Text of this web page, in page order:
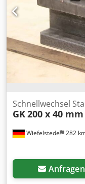
Wiefelstede 282
Schnellwechsel
GK200 x 40 mm
Anfragen